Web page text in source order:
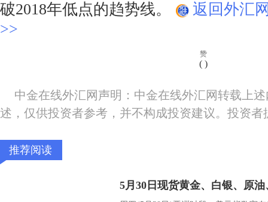
破2018年低点的趋势线。
返回外汇
>>
赞
( )
中金在线外汇网声明：中金在线外汇网转载上
述，仅供投资者参考，并不构成投资建议。投资
推荐阅读
5月30日现货黄金、白银、原